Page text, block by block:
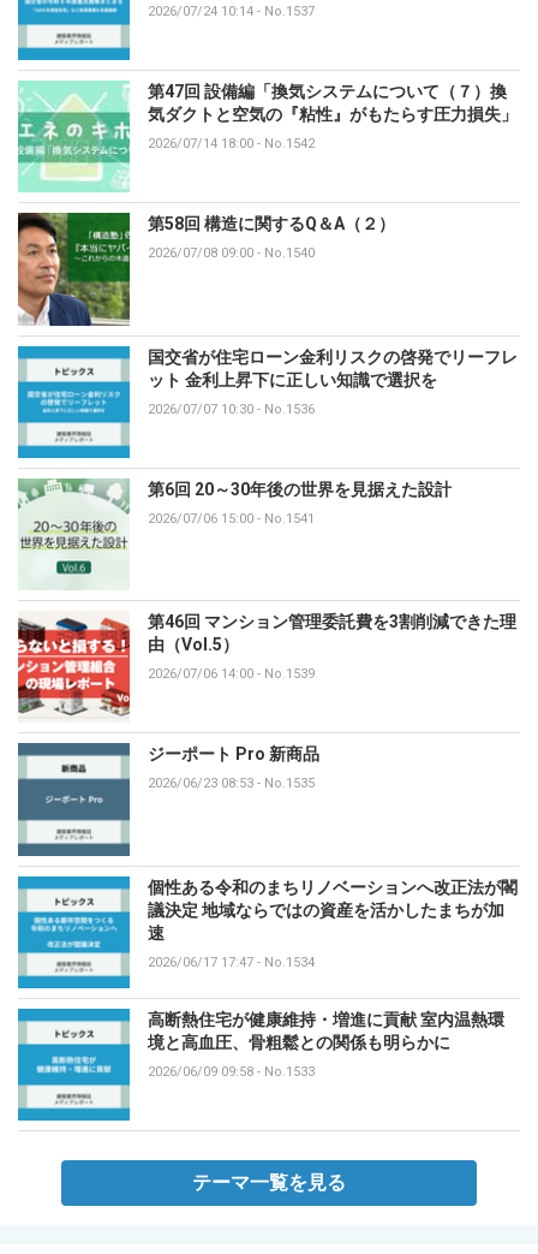
2026/07/24 10:14 - No.1537
第47回 設備編「換気システムについて（７）換
気ダクトと空気の『粘性』がもたらす圧力損失」
2026/07/14 18:00 - No.1542
第58回 構造に関するQ＆A（２）
2026/07/08 09:00 - No.1540
国交省が住宅ローン金利リスクの啓発でリーフレ
ット 金利上昇下に正しい知識で選択を
2026/07/07 10:30 - No.1536
第6回 20～30年後の世界を見据えた設計
2026/07/06 15:00 - No.1541
第46回 マンション管理委託費を3割削減できた理
由（Vol.5）
2026/07/06 14:00 - No.1539
ジーポート Pro 新商品
2026/06/23 08:53 - No.1535
個性ある令和のまちリノベーションへ改正法が閣
議決定 地域ならではの資産を活かしたまちが加
速
2026/06/17 17:47 - No.1534
高断熱住宅が健康維持・増進に貢献 室内温熱環
境と高血圧、骨粗鬆との関係も明らかに
2026/06/09 09:58 - No.1533
テーマ一覧を見る